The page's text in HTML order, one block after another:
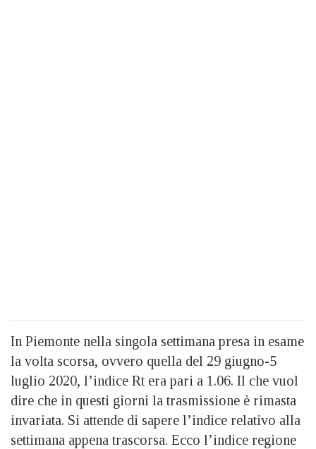
In Piemonte nella singola settimana presa in esame
la volta scorsa, ovvero quella del 29 giugno-5
luglio 2020, l’indice Rt era pari a 1.06. Il che vuol
dire che in questi giorni la trasmissione è rimasta
invariata. Si attende di sapere l’indice relativo alla
settimana appena trascorsa. Ecco l’indice regione